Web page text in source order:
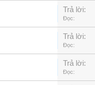
Trả lời:
Đọc:
Trả lời:
Đọc:
Trả lời:
Đọc: